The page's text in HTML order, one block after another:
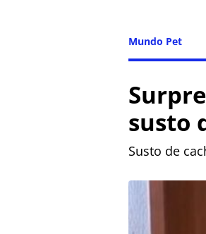
Mundo Pet
susto
Susto de